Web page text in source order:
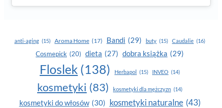
anti-aging (15) Aroma Home (17) Bandi (29) buty (15) Caudalie (16)
Cosmepick (20) dieta (27) dobra książka (29)
Floslek (138) Herbapol (15) INVEO (14)
kosmetyki (83) kosmetyki dla mężczyzn (14)
kosmetyki do włosów (30) kosmetyki naturalne (43)